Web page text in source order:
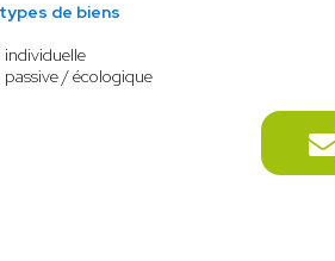
de biens
individuelle
passive / écologique